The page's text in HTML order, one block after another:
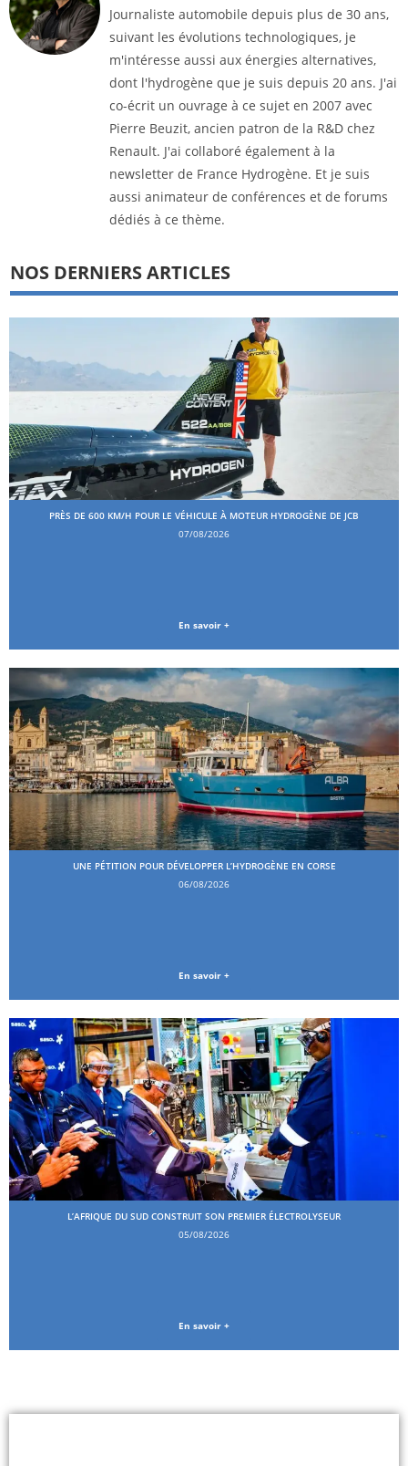
Journaliste automobile depuis plus de 30 ans,
suivant les évolutions technologiques, je
m'intéresse aussi aux énergies alternatives,
dont l'hydrogène que je suis depuis 20 ans. J'ai
co-écrit un ouvrage à ce sujet en 2007 avec
Pierre Beuzit, ancien patron de la R&D chez
Renault. J'ai collaboré également à la
newsletter de France Hydrogène. Et je suis
aussi animateur de conférences et de forums
dédiés à ce thème.
NOS DERNIERS ARTICLES
PRÈS DE 600 KM/H POUR LE VÉHICULE À MOTEUR HYDROGÈNE DE JCB
07/08/2026
En savoir +
UNE PÉTITION POUR DÉVELOPPER L’HYDROGÈNE EN CORSE
06/08/2026
En savoir +
L’AFRIQUE DU SUD CONSTRUIT SON PREMIER ÉLECTROLYSEUR
05/08/2026
En savoir +